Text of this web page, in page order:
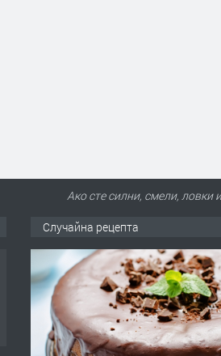
Ако сте силни, смели, ловки
Случайна рецепта